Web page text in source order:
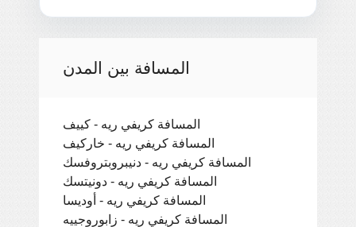
المسافة بين المدن
المسافة كريفي ريه - كييف
المسافة كريفي ريه - خاركيف
المسافة كريفي ريه - دنيبروبتروفسك
المسافة كريفي ريه - دونيتسك
المسافة كريفي ريه - أوديسا
المسافة كريفي ريه - زابوروجييه